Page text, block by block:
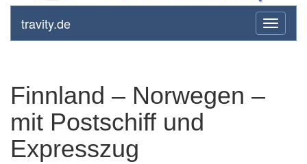
toggle
travity.de
Postschiff und Expresszug
Finnland – Norwegen –
mit Postschiff und
Expresszug